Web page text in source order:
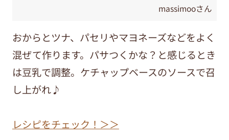
massimooさん
おからとツナ、パセリやマヨネーズなどをよく
混ぜて作ります。パサつくかな？と感じるとき
は豆乳で調整。ケチャップベースのソースで召
し上がれ♪
レシピをチェック！＞＞